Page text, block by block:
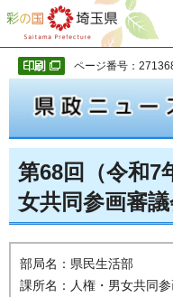
彩の国 埼玉県
ページ番号：
第68回（令和7
女共同参画審
部局名：県民生活部
課所名：人権・男女共同